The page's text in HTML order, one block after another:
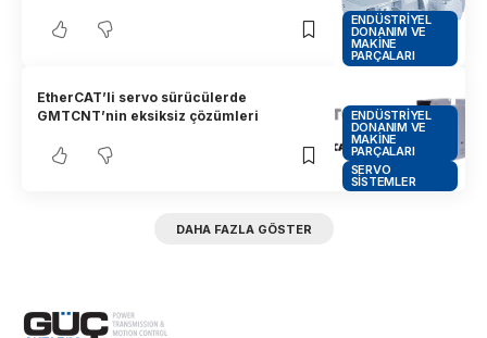
ENDÜSTRIYEL
DONANIM VE
MAKINE
PARÇALARI
ENDÜSTRIYEL
DONANIM VE
MAKINE
PARÇALARI
SERVO
SISTEMLER
EtherCAT’li servo sürücülerde
GMTCNT’nin eksiksiz çözümleri
DAHA FAZLA GÖSTER